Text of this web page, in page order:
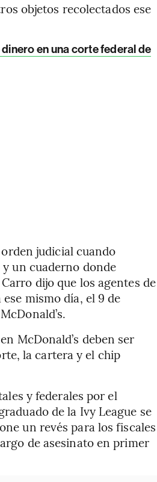
objetos recolectados ese
en una corte federal de
judicial cuando
un cuaderno donde
dijo que los agentes de
mismo día, el 9 de
McDonald’s deben ser
la cartera y el chip
y federales por el
de la Ivy League se
un revés para los fiscales
de asesinato en primer